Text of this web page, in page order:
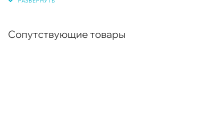
Сопутствующие товары